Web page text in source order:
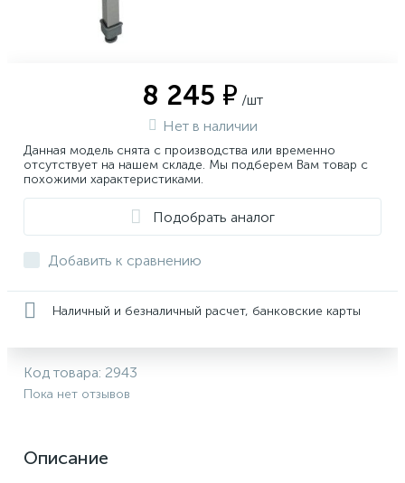
8 245 ₽ /шт
Нет в наличии
Данная модель снята с производства или временно
отсутствует на нашем складе. Мы подберем Вам товар с
похожими характеристиками.
Подобрать аналог
Добавить к сравнению
Наличный и безналичный расчет, банковские карты
Код товара: 2943
Пока нет отзывов
Описание